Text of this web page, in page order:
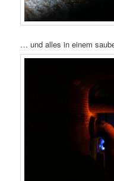
… und alles in einem